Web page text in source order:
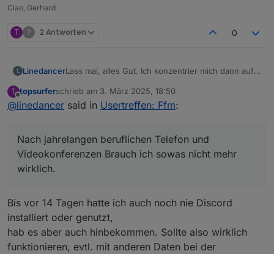
Ciao, Gerhard
T ? 2 Antworten 0
L LinedancerLass mal, alles Gut. Ich konzentrier mich dann auf
Nach jahrelangen beruflichen Telefon und
Videokonferenzen Brauch ich sowas nicht mehr
T
Offline
topsurferschrieb am 3. März 2025, 18:50
zuletzt editiert von
@linedancer said in Usertreffen: Ffm:
Nach jahrelangen beruflichen Telefon und
Videokonferenzen Brauch ich sowas nicht mehr
wirklich.
Bis vor 14 Tagen hatte ich auch noch nie Discord
installiert oder genutzt,
hab es aber auch hinbekommen. Sollte also wirklich
funktionieren, evtl. mit anderen Daten bei der